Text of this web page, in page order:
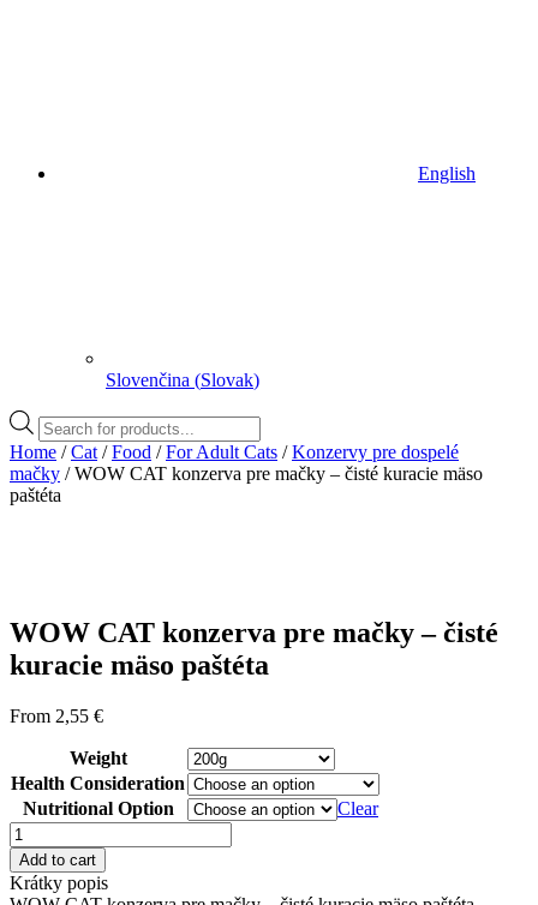
English
Slovenčina (Slovak)
Products
search
Home /Cat /Food /For Adult Cats /Konzervy pre dospelé
mačky / WOW CAT konzerva pre mačky – čisté kuracie mäso
paštéta
WOW CAT konzerva pre mačky – čisté
kuracie mäso paštéta
From 2,55 €
Weight
Health Consideration
Nutritional Option
Clear
WOW
CAT
konzerva
pre
Add to cart
Krátky popis